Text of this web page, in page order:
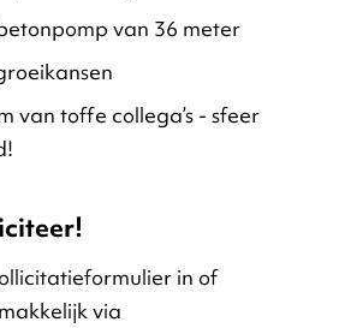
van 36 meter
van toffe collega’s - sfeer
in of
via